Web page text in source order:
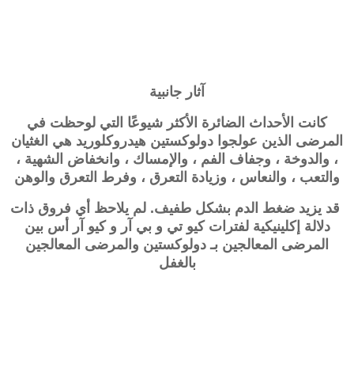
آثار جانبية
كانت الأحداث الضائرة الأكثر شيوعًا التي لوحظت في
المرضى الذين عولجوا دولوكستين هيدروكلوريد هي الغثيان
، والدوخة ، وجفاف الفم ، والإمساك ، وانخفاض الشهية ،
والتعب ، والنعاس ، وزيادة التعرق ، وفرط التعرق والوهن
قد يزيد ضغط الدم بشكل طفيف. لم يلاحظ أي فروق ذات
دلالة إكلينيكية لفترات كيو تي و بي آر و كيو آر أس بين
المرضى المعالجين بـ دولوكستين والمرضى المعالجين
بالغفل